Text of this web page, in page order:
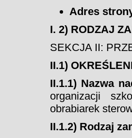
Adres
I. 2) RODZAJ
SEKCJA II:
II.1)
II.1.1) Nazwa
organizacji
obrabiarek
II.1.2) Rodzaj